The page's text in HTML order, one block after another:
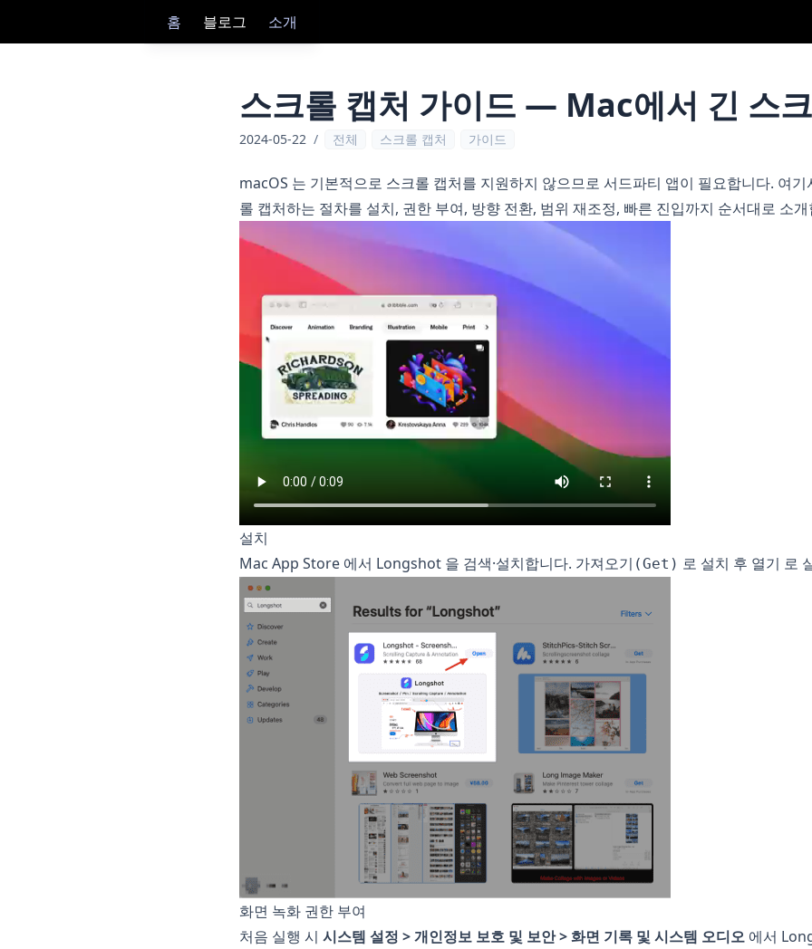
홈 블로그 소개
스크롤 캡처 가이드 — Mac에서 긴 스
2024-05-22 / 전체 스크롤 캡처 가이드
macOS 는 기본적으로 스크롤 캡처를 지원하지 않으므로 서드파티 앱이 필요합니다. 여
롤 캡처하는 절차를 설치, 권한 부여, 방향 전환, 범위 재조정, 빠른 진입까지 순서대로 소
설치
Mac App Store 에서 Longshot 을 검색·설치합니다. 가져오기(Get) 로 설치 후 열기 로
화면 녹화 권한 부여
처음 실행 시 시스템 설정 > 개인정보 보호 및 보안 > 화면 기록 및 시스템 오디오 에서